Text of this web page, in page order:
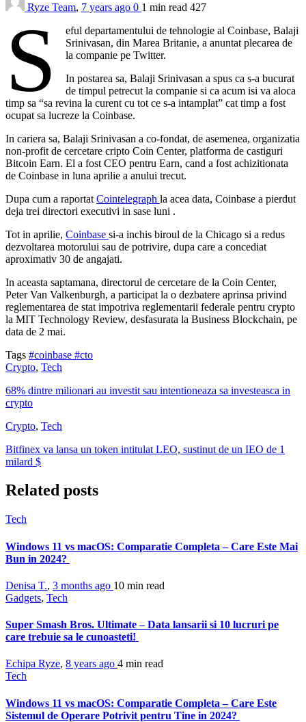
Ryze Team, 7 years ago 0 1 min read 427
S
eful departamentului de tehnologie al Coinbase, Balaji
Srinivasan, din Marea Britanie, a anuntat plecarea de
la companie pe Twitter.
In postarea sa, Balaji Srinivasan a spus ca s-a bucurat
de timpul petrecut la companie si ca acum isi va aloca
timp sa “sa revina la curent cu tot ce s-a intamplat” cat timp a fost
ocupat sa lucreze la Coinbase.
In cariera sa, Balaji Srinivasan a co-fondat, de asemenea, organizatia
non-profit de cercetare cripto Coin Center, platforma de castiguri
Bitcoin Earn. El a fost CEO pentru Earn, cand a fost achizitionata
de Coinbase in luna aprilie a anului trecut.
Dupa cum a raportat Cointelegraph la acea data, Coinbase a pierdut
deja trei directori executivi in sase luni .
Tot in aprilie, Coinbase si-a inchis biroul de la Chicago si a redus
dezvoltarea motorului sau de potrivire, dupa care a concediat
aproximativ 30 de angajati.
In aceasta saptamana, directorul de cercetare de la Coin Center,
Peter Van Valkenburgh, a participat la o dezbatere aprinsa privind
reglementarea de stat impotriva reglementarii federale pentru crypto
la MIT Technology Review, desfasurata la Business Blockchain, pe
data de 2 mai.
Tags #coinbase #cto
Crypto, Tech
68% dintre milionari au investit sau intentioneaza sa investeasca in
crypto
Crypto, Tech
Bitfinex va lansa un token intitulat LEO, sustinut de un IEO de 1
milard $
Related posts
Tech
Windows 11 vs macOS: Comparatie Completa – Care Este Mai
Bun in 2024?
Denisa T., 3 months ago 10 min read
Gadgets, Tech
Super Smash Bros. Ultimate – Data lansarii si 10 lucruri pe
care trebuie sa le cunoasteti!
Echipa Ryze, 8 years ago 4 min read
Tech
Windows 11 vs macOS: Comparatie Completa – Care Este
Sistemul de Operare Potrivit pentru Tine in 2024?